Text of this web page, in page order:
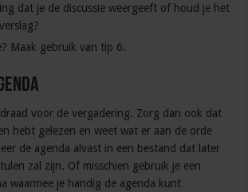
dat je de discussie weergeeft of houd je het
Maak gebruik van tip 6.
voor de vergadering. Zorg dan ook dat
hebt gelezen en weet wat er aan de orde
de agenda alvast in een bestand dat later
zal zijn. Of misschien gebruik je een
waarmee je handig de agenda kunt